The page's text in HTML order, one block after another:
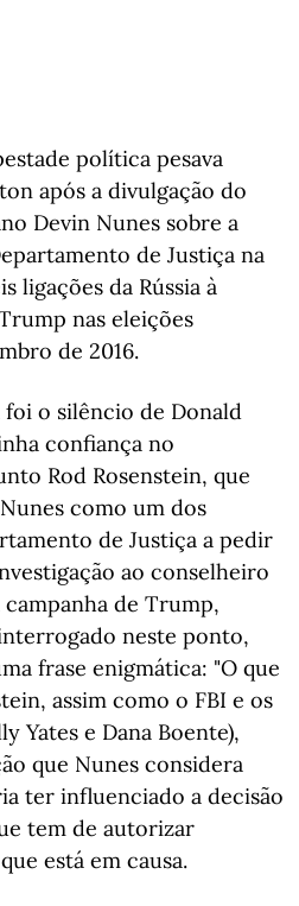
política pesava
após a divulgação do
Devin Nunes sobre a
de Justiça na
ligações da Rússia à
nas eleições
de 2016.
foi o silêncio de Donald
confiança no
Rod Rosenstein, que
como um dos
de Justiça a pedir
ao conselheiro
de Trump,
neste ponto,
frase enigmática: "O que
assim como o FBI e os
Yates e Dana Boente),
que Nunes considera
ter influenciado a decisão
tem de autorizar
está em causa.